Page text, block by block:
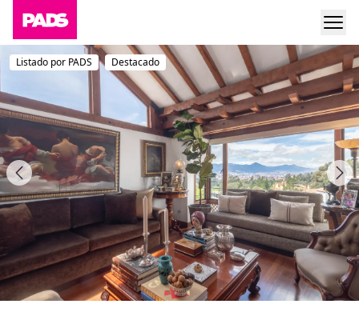
Listado por PADS Destacado